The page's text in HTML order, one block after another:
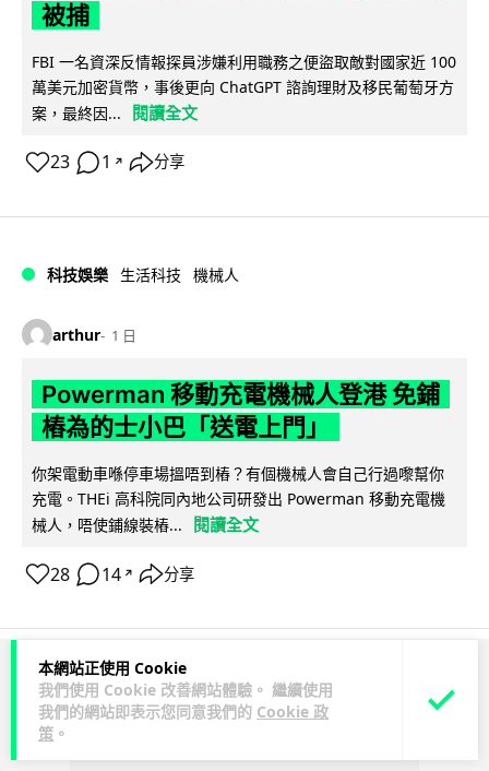
本網站正使用 Cookie
我們使用 Cookie 改善網站體驗。 繼續使用
我們的網站即表示您同意我們的 Cookie 政
策 。
被捕
FBI 一名資深反情報探員涉嫌利用職務之便盜取敵對國家近 100
萬美元加密貨幣，事後更向 ChatGPT 諮詢理財及移民葡萄牙方
案，最終因...
閱讀全文
23 1 ↗ 分享
科技娛樂 生活科技 機械人
arthur 1 日
Powerman 移動充電機械人登港 免鋪
樁為的士小巴「送電上門」
你架電動車喺停車場搵唔到樁？有個機械人會自己行過嚟幫你
充電。THEi 高科院同內地公司研發出 Powerman 移動充電機
械人，唔使鋪線裝樁...
閱讀全文
28 14 ↗ 分享
ADVERTISEMENT